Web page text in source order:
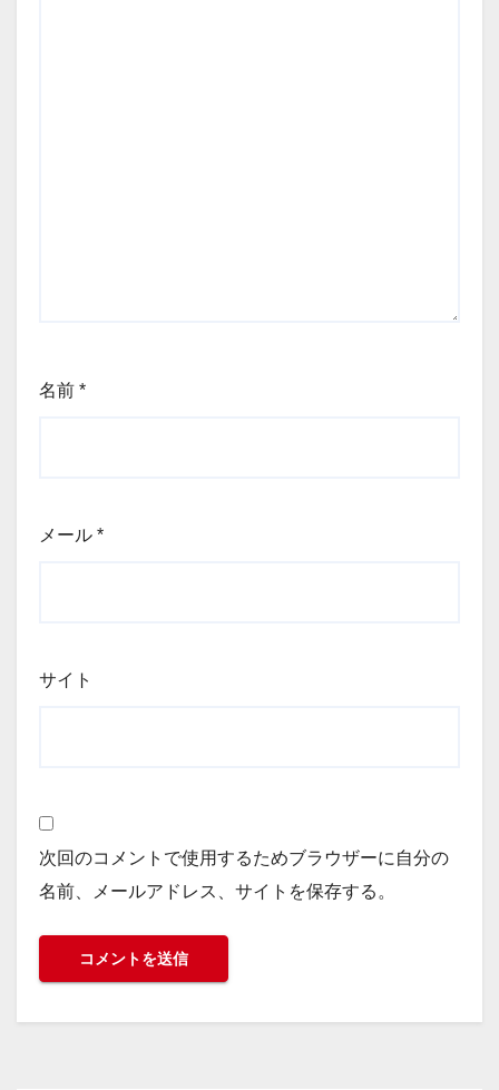
名前 *
メール *
サイト
次回のコメントで使用するためブラウザーに自分の
名前、メールアドレス、サイトを保存する。